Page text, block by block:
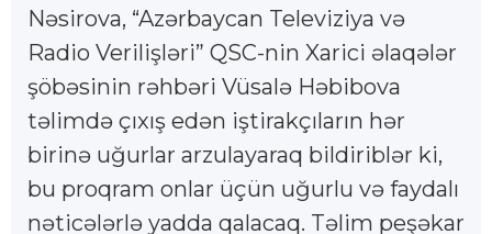
Nəsirova, “Azərbaycan Televiziya və
Radio Verilişləri” QSC-nin Xarici əlaqələr
şöbəsinin rəhbəri Vüsalə Həbibova
təlimdə çıxış edən iştirakçıların hər
birinə uğurlar arzulayaraq bildiriblər ki,
bu proqram onlar üçün uğurlu və faydalı
nəticələrlə yadda qalacaq. Təlim peşəkar